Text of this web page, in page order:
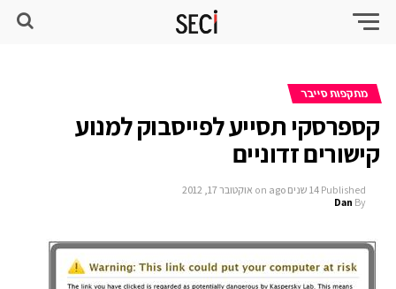
מתקפות סייבר
קספרסקי תסייע לפייסבוק למנוע
קישורים זדוניים
Published 14 שנים ago on אוקטובר 17, 2012
By
Dan